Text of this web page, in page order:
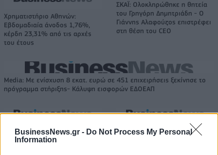
BusinessNews.gr - Do Not Process My Personal
Information
Χρηματιστήριο Αθηνών:
Εβδομαδιαία άνοδος 1,76%,
κέρδη 23,31% από τις αρχές
του έτους
ΣΚΑΪ: Ολοκληρώθηκε η θητεία
του Γρηγόρη Δημητριάδη - Ο
Γιάννης Αλαφούζος επιστρέφει
στη θέση του CEO
Media: Με ενίσχυση 8 εκατ. ευρώ σε 451 επιχειρήσεις ξεκίνησε το
πρόγραμμα στήριξης- Κάλυψη εισφορών ΕΔΟΕΑΠ
μπαταριών για τα υβριδικά της
Σε κινεζική… πολιορκία η
ευρωπαϊκή